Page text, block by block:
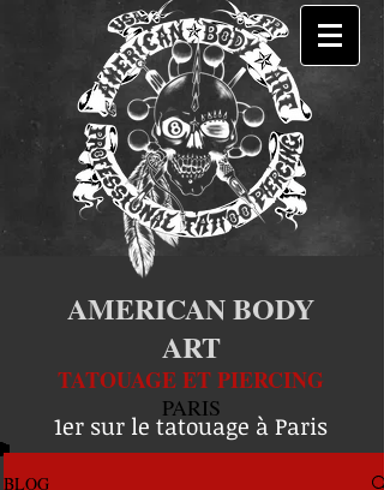
AMERICAN BODY
ART
TATOUAGE ET PIERCING
PARIS
1er sur le tatouage à Paris
BLOG